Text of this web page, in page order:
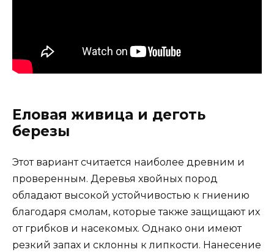
Еловая живица и деготь
березы
Этот вариант считается наиболее древним и
проверенным. Деревья хвойных пород
обладают высокой устойчивостью к гниению
благодаря смолам, которые также защищают их
от грибков и насекомых. Однако они имеют
резкий запах и склонны к липкости. Нанесение